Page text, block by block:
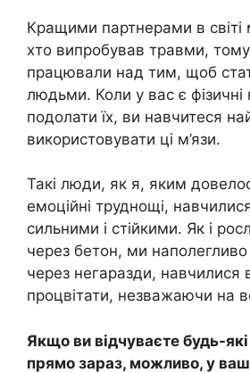
Кращими партнерами в світі
хто випробував травми,
працювали над тим, щоб
людьми. Коли у вас є
подолати їх, ви навчитеся
використовувати ці м’язи.
Такі люди, як я, яким
емоційні труднощі,
сильними і стійкими. Як і
через бетон, ми
через негаразди, навчилися
процвітати, незважаючи на
Якщо ви відчуваєте будь-
прямо зараз, можливо, у